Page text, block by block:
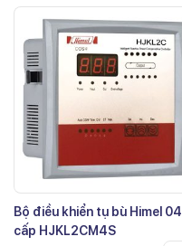
Bộ điều khiển tụ bù Himel 04
cấp HJKL2CM4S